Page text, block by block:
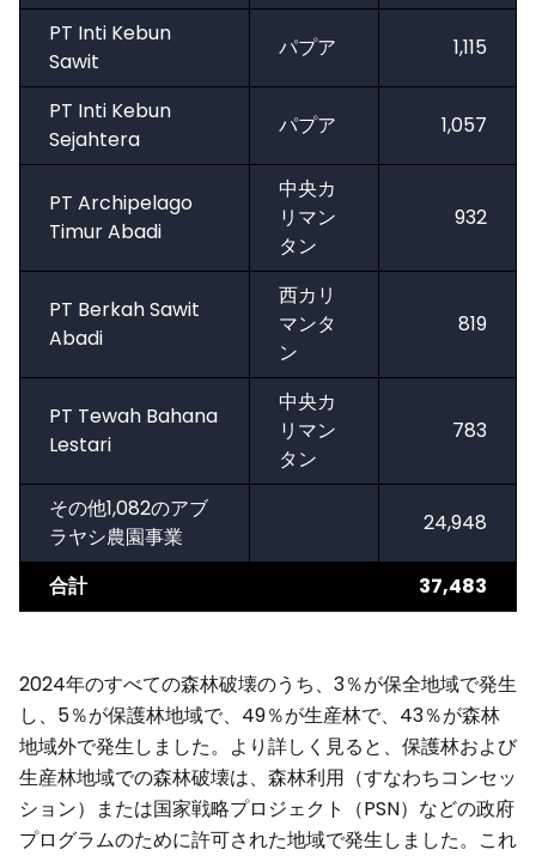
PT Inti Kebun
Sawit
パプア 1,115
PT Inti Kebun
Sejahtera
パプア 1,057
PT Archipelago
Timur Abadi
中央カ
リマン
タン
932
PT Berkah Sawit
Abadi
西カリ
マンタ
ン
819
PT Tewah Bahana
Lestari
中央カ
リマン
タン
783
その他1,082のアブ
ラヤシ農園事業
24,948
合計 37,483
2024年のすべての森林破壊のうち、3％が保全地域で発生
し、5％が保護林地域で、49％が生産林で、43％が森林
地域外で発生しました。より詳しく見ると、保護林および
生産林地域での森林破壊は、森林利用（すなわちコンセッ
ション）または国家戦略プロジェクト（PSN）などの政府
プログラムのために許可された地域で発生しました。これ